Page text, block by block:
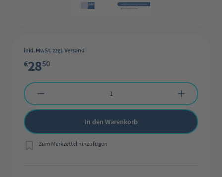
inkl. MwSt. zzgl. Versand
€2850
Produkt Anzahl: Gib den gewünschten Wert ein oder benutze die
In den Warenkorb
Zum Merkzettel hinzufügen